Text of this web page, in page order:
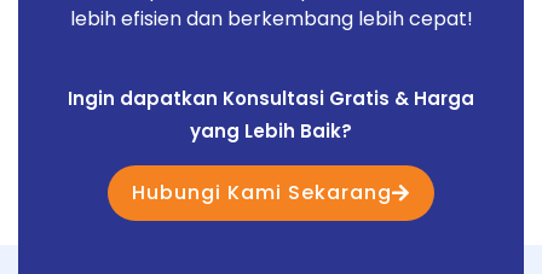
lebih efisien dan berkembang lebih cepat!
Ingin dapatkan Konsultasi Gratis & Harga
yang Lebih Baik?
Hubungi Kami Sekarang